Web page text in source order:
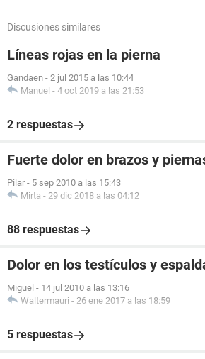
Discusiones similares
Líneas rojas en la pierna
Gandaen - 2 jul 2015 a las 10:44
Manuel - 4 oct 2019 a las 21:53
2 respuestas
Fuerte dolor en brazos y
Pilar - 5 sep 2010 a las 15:43
Mirta - 29 dic 2018 a las 04:12
88 respuestas
Dolor en los testículos y
Miguel - 14 jul 2010 a las 13:16
Waltermauri - 26 ene 2017 a las 18:59
5 respuestas